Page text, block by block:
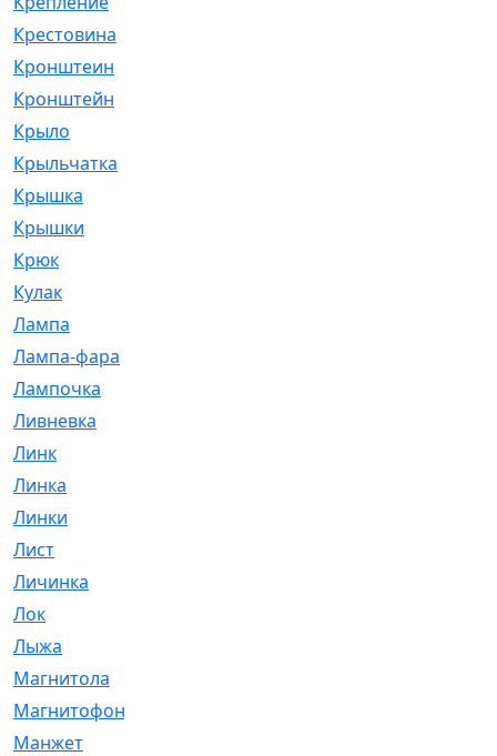
Крестовина
Кронштеин
Кронштейн
Крыло
Крыльчатка
Крышка
Крышки
Крюк
Кулак
Лампа
Лампа-фара
Лампочка
Ливневка
Линк
Линка
Линки
Лист
Личинка
Лок
Лыжа
Магнитола
Магнитофон
Манжет